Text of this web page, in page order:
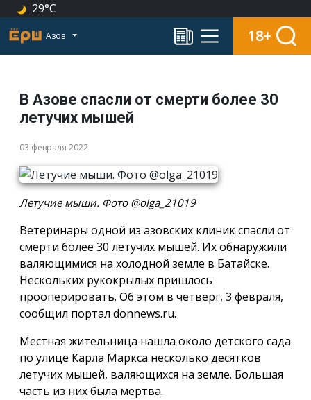
29°C
Азов 18+
В Азове спасли от смерти более 30
летучих мышей
03 февраля 2022
Летучие мыши. Фото @olga_21019
Ветеринары одной из азовских клиник спасли от
смерти более 30 летучих мышей. Их обнаружили
валяющимися на холодной земле в Батайске.
Нескольких рукокрылых пришлось
прооперировать. Об этом в четверг, 3 февраля,
сообщил портал donnews.ru.
Местная жительница нашла около детского сада
по улице Карла Маркса несколько десятков
летучих мышей, валяющихся на земле. Большая
часть из них была мертва.